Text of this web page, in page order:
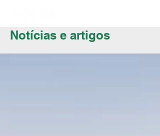
Notícias e artigos